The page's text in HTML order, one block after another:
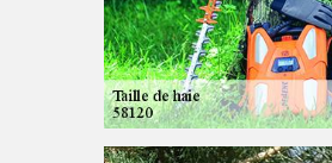
Excellent jardinier à
taille de formation,
prestation de qualité